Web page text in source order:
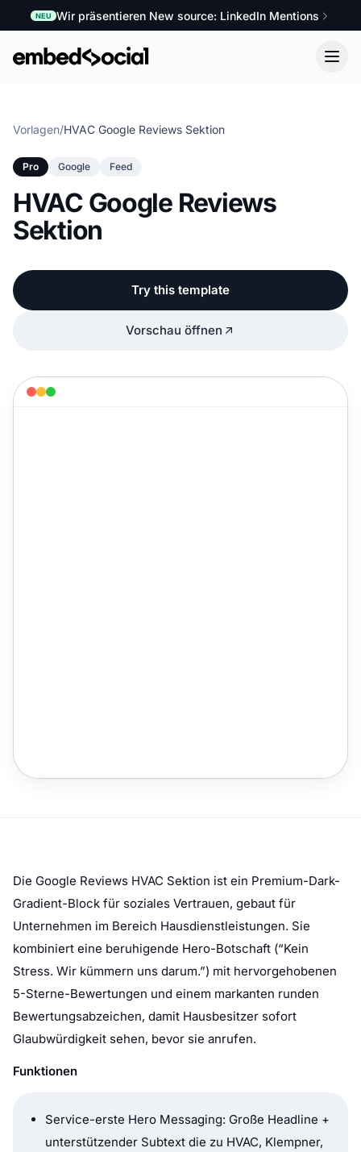
NEU Wir präsentieren New source: LinkedIn Mentions
Vorlagen/HVAC Google Reviews Sektion
Pro Google Feed
HVAC Google Reviews
Sektion
Try this template
Vorschau öffnen
Die Google Reviews HVAC Sektion ist ein Premium-Dark-
Gradient-Block für soziales Vertrauen, gebaut für
Unternehmen im Bereich Hausdienstleistungen. Sie
kombiniert eine beruhigende Hero-Botschaft (“Kein
Stress. Wir kümmern uns darum.”) mit hervorgehobenen
5-Sterne-Bewertungen und einem markanten runden
Bewertungsabzeichen, damit Hausbesitzer sofort
Glaubwürdigkeit sehen, bevor sie anrufen.
Funktionen
Service-erste Hero Messaging: Große Headline +
unterstützender Subtext die zu HVAC, Klempner,